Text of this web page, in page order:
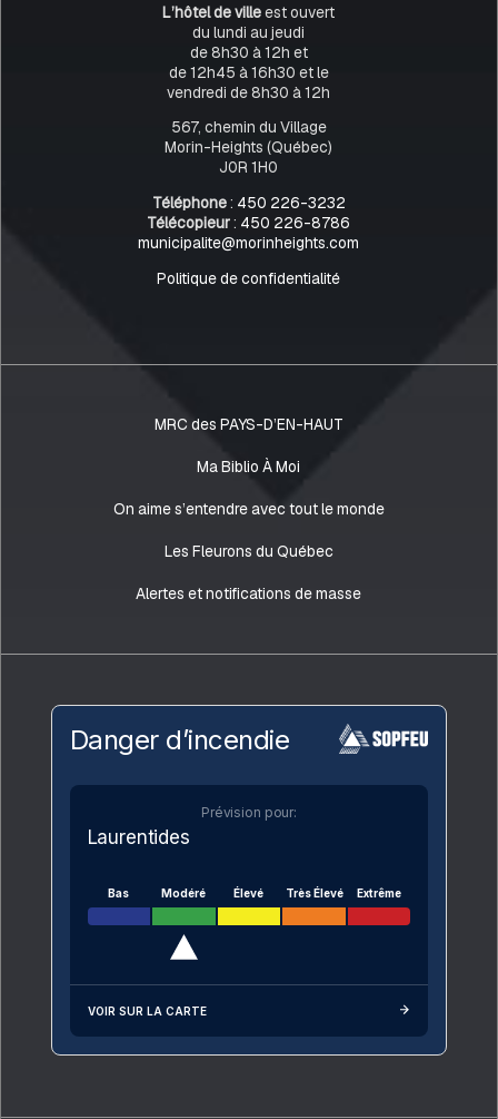
L’hôtel de villeest ouvert
du lundi au jeudi
de 8h30 à 12h et
de 12h45 à 16h30 et le
vendredi de 8h30 à 12h
567, chemin du Village
Morin-Heights (Québec)
J0R 1H0
Téléphone: 450 226-3232
Télécopieur: 450 226-8786
municipalite@morinheights.com
Politique de confidentialité
MRC des PAYS-D’EN-HAUT
Ma Biblio À Moi
On aime s’entendre avec tout le monde
Les Fleurons du Québec
Alertes et notifications de masse
Danger d’incendie
Prévision pour:
Laurentides
Bas Modéré Élevé Très Élevé Extrême
VOIR SUR LA CARTE